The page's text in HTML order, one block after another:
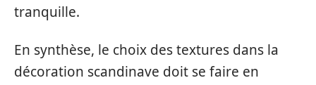
tranquille.
En synthèse, le choix des textures dans la
décoration scandinave doit se faire en